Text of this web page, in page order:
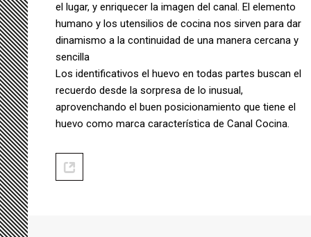
el lugar, y enriquecer la imagen del canal. El elemento
humano y los utensilios de cocina nos sirven para dar
dinamismo a la continuidad de una manera cercana y
sencilla
Los identificativos el huevo en todas partes buscan el
recuerdo desde la sorpresa de lo inusual,
aprovenchando el buen posicionamiento que tiene el
huevo como marca característica de Canal Cocina.